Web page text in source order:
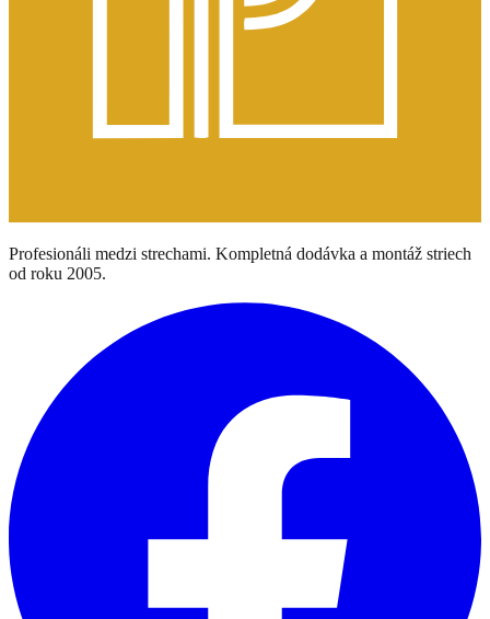
Profesionáli medzi strechami. Kompletná dodávka a montáž striech
od roku 2005.